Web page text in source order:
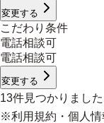
変更する
こだわり条件
電話相談可
電話相談可
変更する
13件見つかりました
※利用規約 ・ 個人